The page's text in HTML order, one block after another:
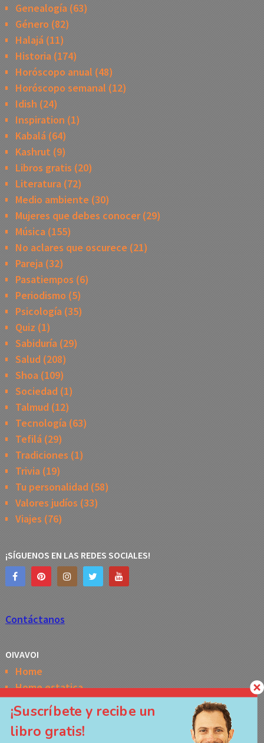
Genealogía(63)
Género (82)
Halajá(11)
Historia(174)
Horóscopo anual (48)
Horóscopo semanal (12)
Idish (24)
Inspiration (1)
Kabalá(64)
Kashrut (9)
Libros gratis (20)
Literatura(72)
Medio ambiente (30)
Mujeres que debes conocer(29)
Música(155)
No aclares que oscurece (21)
Pareja(32)
Pasatiempos (6)
Periodismo (5)
Psicología(35)
Quiz (1)
Sabiduría(29)
Salud (208)
Shoa(109)
Sociedad(1)
Talmud (12)
Tecnología(63)
Tefilá(29)
Tradiciones (1)
Trivia(19)
Tu personalidad(58)
Valores judíos (33)
Viajes (76)
¡SÍGUENOS EN LAS REDES SOCIALES!
Contáctanos
OIVAVOI
Home
Home estatica
Horóscopo semanal de la Kabbalah
Memes
No Access
¡Suscríbete y recibe un
libro gratis!